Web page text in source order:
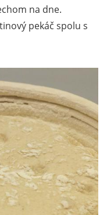
na dne.
pekáč spolu s